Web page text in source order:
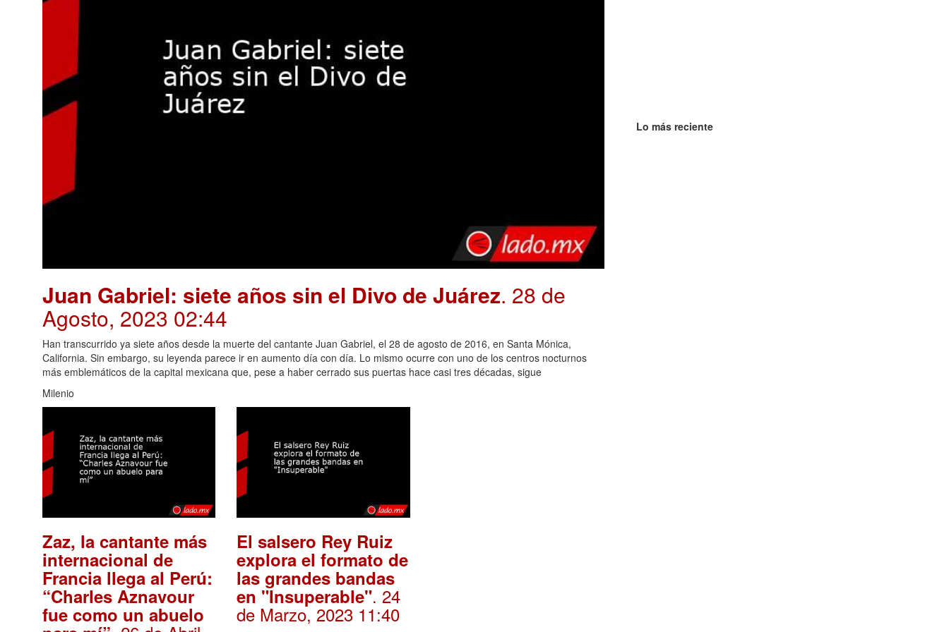
Juan Gabriel: siete años sin el Divo de Juárez. 28 de
Agosto, 2023 02:44
Han transcurrido ya siete años desde la muerte del cantante Juan Gabriel, el 28 de agosto de 2016, en Santa Mónica,
California. Sin embargo, su leyenda parece ir en aumento día con día. Lo mismo ocurre con uno de los centros nocturnos
más emblemáticos de la capital mexicana que, pese a haber cerrado sus puertas hace casi tres décadas, sigue
Milenio
Zaz, la cantante más
internacional de
Francia llega al Perú:
“Charles Aznavour
fue como un abuelo
El salsero Rey Ruiz
explora el formato de
las grandes bandas
en "Insuperable". 24
de Marzo, 2023 11:40
Lo más reciente